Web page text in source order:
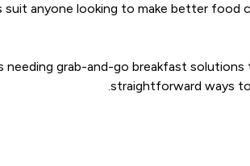
suit anyone looking to make better food
needing grab-and-go breakfast
straightforward ways to